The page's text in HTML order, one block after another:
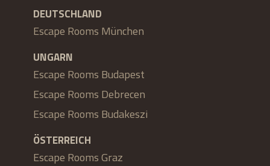
DEUTSCHLAND
Escape Rooms München
UNGARN
Escape Rooms Budapest
Escape Rooms Debrecen
Escape Rooms Budakeszi
ÖSTERREICH
Escape Rooms Graz